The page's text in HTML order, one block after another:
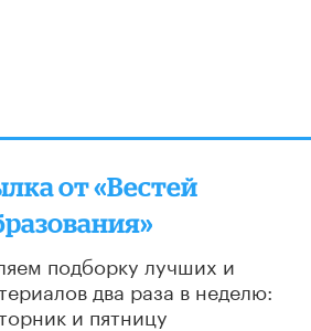
от «Вестей
подборку лучших и
два раза в неделю:
и пятницу